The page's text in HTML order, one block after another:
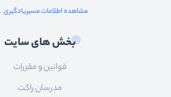
مشاهده اطلاعات مسیریادگیری
بخش های سایت
قوانین و مقررات
مدرسان راکت